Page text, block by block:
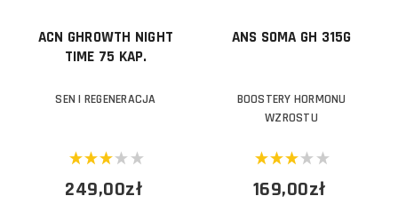
ACN GHROWTH NIGHT
TIME 75 KAP.
SEN I REGENERACJA
249,00zł
ANS SOMA GH 315G
BOOSTERY HORMONU
WZROSTU
169,00zł